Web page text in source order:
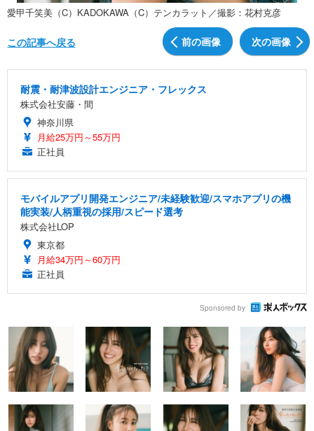
愛甲千笑美（C）KADOKAWA（C）テンカラット／撮影：花村克彦
前の画像 次の画像
この記事へ戻る
耐震・耐津波設計エンジニア・フレックス
株式会社安藤・間
神奈川県
月給25万円～55万円
正社員
モバイルアプリ開発エンジニア/未経験歓迎/スマホアプリの機
能実装/人柄重視の採用/スピード選考
株式会社LOP
東京都
月給34万円～60万円
正社員
Sponsored by